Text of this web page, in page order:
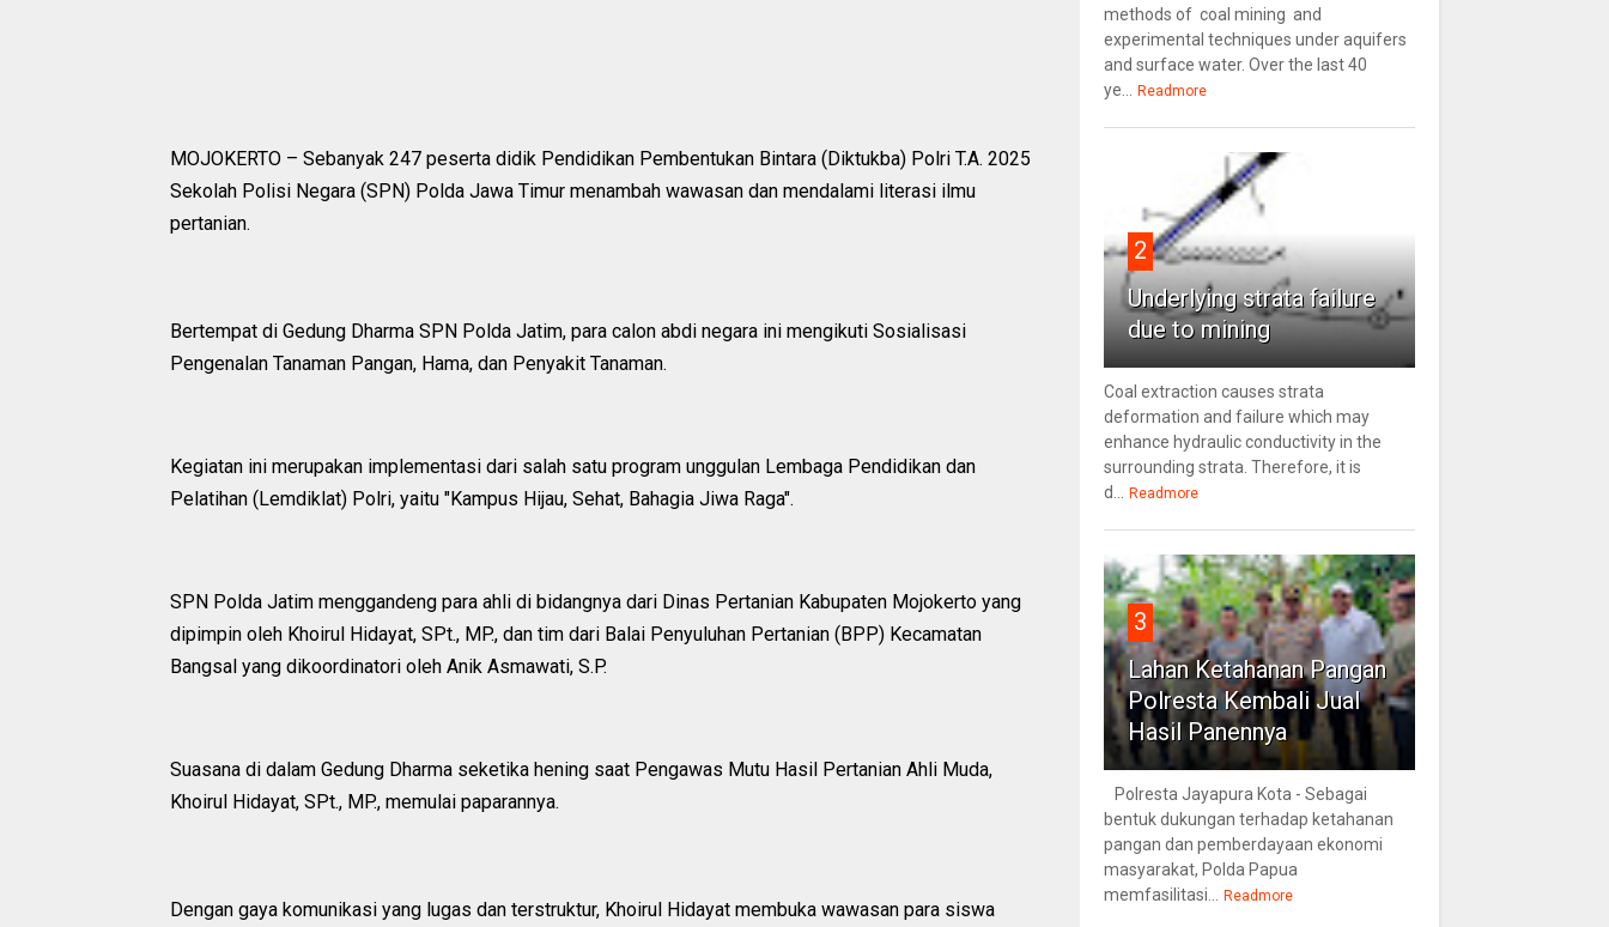
MOJOKERTO – Sebanyak 247 peserta didik Pendidikan Pembentukan Bintara (Diktukba) Polri T.A. 2025
Sekolah Polisi Negara (SPN) Polda Jawa Timur menambah wawasan dan mendalami literasi ilmu
pertanian.
Bertempat di Gedung Dharma SPN Polda Jatim, para calon abdi negara ini mengikuti Sosialisasi
Pengenalan Tanaman Pangan, Hama, dan Penyakit Tanaman.
Kegiatan ini merupakan implementasi dari salah satu program unggulan Lembaga Pendidikan dan
Pelatihan (Lemdiklat) Polri, yaitu "Kampus Hijau, Sehat, Bahagia Jiwa Raga".
SPN Polda Jatim menggandeng para ahli di bidangnya dari Dinas Pertanian Kabupaten Mojokerto yang
dipimpin oleh Khoirul Hidayat, SPt., MP., dan tim dari Balai Penyuluhan Pertanian (BPP) Kecamatan
Bangsal yang dikoordinatori oleh Anik Asmawati, S.P.
Suasana di dalam Gedung Dharma seketika hening saat Pengawas Mutu Hasil Pertanian Ahli Muda,
Khoirul Hidayat, SPt., MP., memulai paparannya.
Dengan gaya komunikasi yang lugas dan terstruktur, Khoirul Hidayat membuka wawasan para siswa
methods of coal mining and
experimental techniques under aquifers
and surface water. Over the last 40
ye...
Readmore
2
Underlying strata failure
due to mining
Coal extraction causes strata
deformation and failure which may
enhance hydraulic conductivity in the
surrounding strata. Therefore, it is
d...
Readmore
3
Lahan Ketahanan Pangan
Polresta Kembali Jual
Hasil Panennya
Polresta Jayapura Kota - Sebagai
bentuk dukungan terhadap ketahanan
pangan dan pemberdayaan ekonomi
masyarakat, Polda Papua
memfasilitasi...
Readmore